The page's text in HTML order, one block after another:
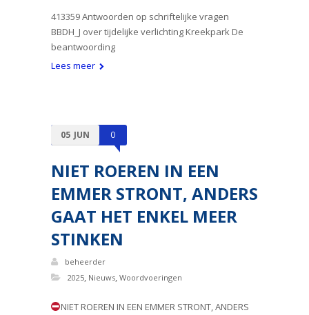
413359 Antwoorden op schriftelijke vragen
BBDH_J over tijdelijke verlichting Kreekpark De
beantwoording
Lees meer
05 JUN 0
NIET ROEREN IN EEN
EMMER STRONT, ANDERS
GAAT HET ENKEL MEER
STINKEN
beheerder
2025, Nieuws, Woordvoeringen
NIET ROEREN IN EEN EMMER STRONT, ANDERS